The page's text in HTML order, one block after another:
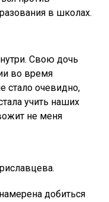
в школах.
Свою дочь
во время
стало очевидно,
учить наших
не меня
добиться